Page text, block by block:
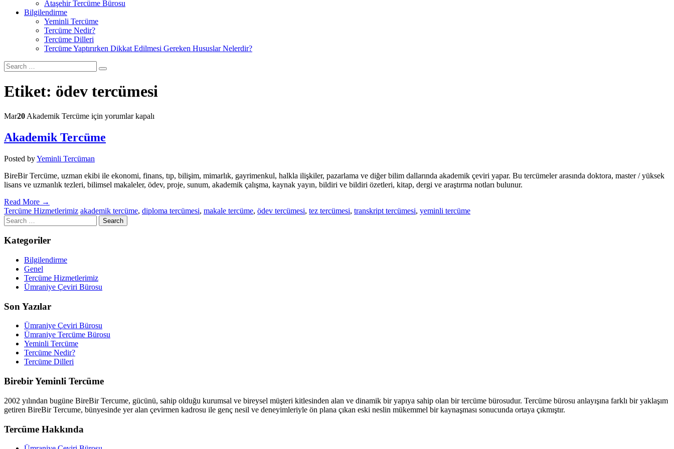
Ataşehir Tercüme Bürosu
Bilgilendirme
Yeminli Tercüme
Tercüme Nedir?
Tercüme Dilleri
Tercüme Yaptırırken Dikkat Edilmesi Gereken Hususlar Nelerdir?
Etiket: ödev tercümesi
Mar20 Akademik Tercüme için yorumlar kapalı
Akademik Tercüme
Posted byYeminli Tercüman
BireBir Tercüme, uzman ekibi ile ekonomi, finans, tıp, bilişim, mimarlık, gayrimenkul, halkla ilişkiler, pazarlama ve diğer bilim dallarında akademik çeviri yapar. Bu tercümeler arasında doktora, master / yüksek
lisans ve uzmanlık tezleri, bilimsel makaleler, ödev, proje, sunum, akademik çalışma, kaynak yayın, bildiri ve bildiri özetleri, kitap, dergi ve araştırma notları bulunur.
Read More →
Tercüme Hizmetlerimiz akademik tercüme, diploma tercümesi, makale tercüme, ödev tercümesi, tez tercümesi, transkript tercümesi, yeminli tercüme
Kategoriler
Bilgilendirme
Genel
Tercüme Hizmetlerimiz
Ümraniye Çeviri Bürosu
Son Yazılar
Ümraniye Çeviri Bürosu
Ümraniye Tercüme Bürosu
Yeminli Tercüme
Tercüme Nedir?
Tercüme Dilleri
Birebir Yeminli Tercüme
2002 yılından bugüne BireBir Tercume, gücünü, sahip olduğu kurumsal ve bireysel müşteri kitlesinden alan ve dinamik bir yapıya sahip olan bir tercüme bürosudur. Tercüme bürosu anlayışına farklı bir yaklaşım
getiren BireBir Tercume, bünyesinde yer alan çevirmen kadrosu ile genç nesil ve deneyimleriyle ön plana çıkan eski neslin mükemmel bir kaynaşması sonucunda ortaya çıkmıştır.
Tercüme Hakkında